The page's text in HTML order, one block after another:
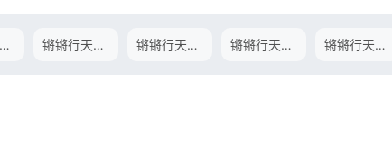
锵锵行天下第一季10.21期- 锵锵行天下第一季10.28期- 锵锵行天下第一季11.04期- 锵锵行天下第一季11.11期- 锵锵行天下第一季11.18期-